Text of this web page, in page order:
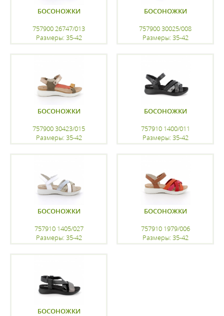
БОСОНОЖКИ
757900 26747/013
Размеры: 35-42
БОСОНОЖКИ
757900 30025/008
Размеры: 35-42
БОСОНОЖКИ
757900 30423/015
Размеры: 35-42
БОСОНОЖКИ
757910 1400/011
Размеры: 35-42
БОСОНОЖКИ
757910 1405/027
Размеры: 35-42
БОСОНОЖКИ
757910 1979/006
Размеры: 35-42
БОСОНОЖКИ